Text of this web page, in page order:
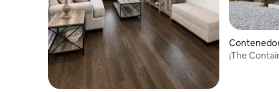
eenville
¡The